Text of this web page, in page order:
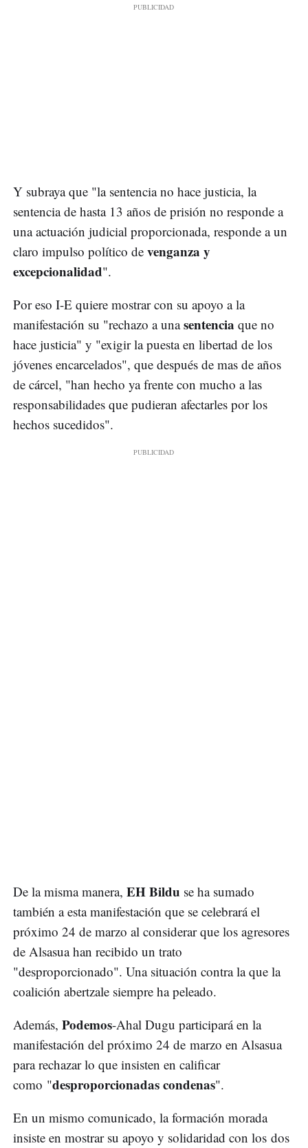
Y subraya que "la sentencia no hace justicia, la
sentencia de hasta 13 años de prisión no responde a
una actuación judicial proporcionada, responde a un
claro impulso político de venganza y
excepcionalidad".
Por eso I-E quiere mostrar con su apoyo a la
manifestación su "rechazo a unasentencia que no
hace justicia" y "exigir la puesta en libertad de los
jóvenes encarcelados", que después de mas de años
de cárcel, "han hecho ya frente con mucho a las
responsabilidades que pudieran afectarles por los
hechos sucedidos".
De la misma manera, EH Bildu se ha sumado
también a esta manifestación que se celebrará el
próximo 24 de marzo al considerar que los agresores
de Alsasua han recibido un trato
"desproporcionado". Una situación contra la que la
coalición abertzale siempre ha peleado.
Además, Podemos-Ahal Dugu participará en la
manifestación del próximo 24 de marzo en Alsasua
para rechazar lo que insisten en calificar
como "desproporcionadas condenas".
En un mismo comunicado, la formación morada
insiste en mostrar su apoyo y solidaridad con los dos